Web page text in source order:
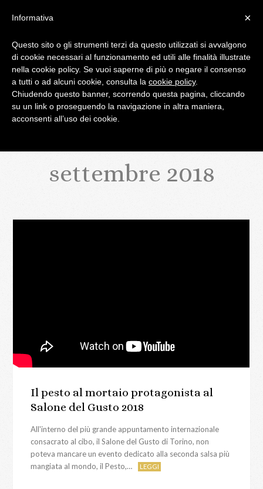
IL BLOG DI PALATIFINI.IT
MENU
settembre 2018
Il pesto al mortaio protagonista al
Salone del Gusto 2018
All'interno del più grande appuntamento internazionale
consacrato al cibo, il Salone del Gusto di Torino, non
poteva mancare un evento dedicato alla seconda salsa più
mangiata al mondo, il Pesto,…
LEGGI
×
Informativa
Questo sito o gli strumenti terzi da questo utilizzati si avvalgono
di cookie necessari al funzionamento ed utili alle finalità illustrate
nella cookie policy. Se vuoi saperne di più o negare il consenso
a tutti o ad alcuni cookie, consulta la cookie policy.
Chiudendo questo banner, scorrendo questa pagina, cliccando
su un link o proseguendo la navigazione in altra maniera,
acconsenti all’uso dei cookie.